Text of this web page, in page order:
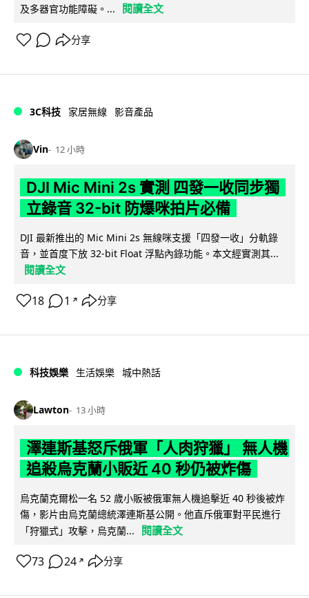
及多器官功能障礙。...
閱讀全文
分享
3C科技 家居無線 影音產品
Vin 12 小時
DJI Mic Mini 2s 實測 四發一收同步獨
立錄音 32-bit 防爆咪拍片必備
DJI 最新推出的 Mic Mini 2s 無線咪支援「四發一收」分軌錄
音，並首度下放 32-bit Float 浮點內錄功能。本文經實測其...
閱讀全文
18 1 ↗ 分享
科技娛樂 生活娛樂 城中熱話
Lawton 13 小時
澤連斯基怒斥俄軍「人肉狩獵」 無人機
追殺烏克蘭小販近 40 秒仍被炸傷
烏克蘭克爾松一名 52 歲小販被俄軍無人機追擊近 40 秒後被炸
傷，影片由烏克蘭總統澤連斯基公開。他直斥俄軍對平民進行
「狩獵式」攻擊，烏克蘭...
閱讀全文
73 24 ↗ 分享